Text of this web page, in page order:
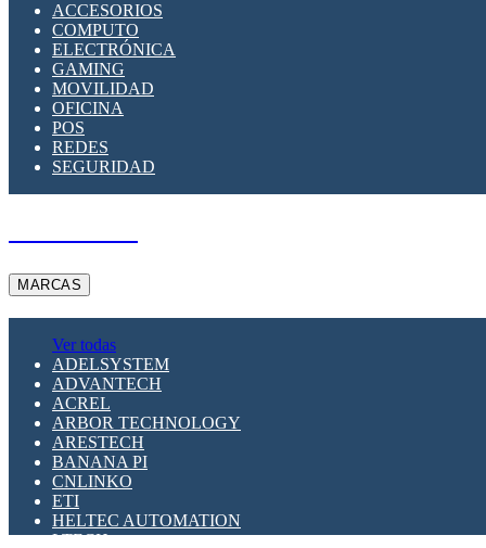
ACCESORIOS
COMPUTO
ELECTRÓNICA
GAMING
MOVILIDAD
OFICINA
POS
REDES
SEGURIDAD
MARCAS
Ver todas
ADELSYSTEM
ADVANTECH
ACREL
ARBOR TECHNOLOGY
ARESTECH
BANANA PI
CNLINKO
ETI
HELTEC AUTOMATION
LTECH